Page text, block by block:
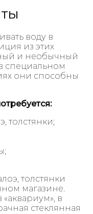
воду в
из этих
и необычный
специальном
они способны
толстянки;
толстянки
магазине.
в
стеклянная